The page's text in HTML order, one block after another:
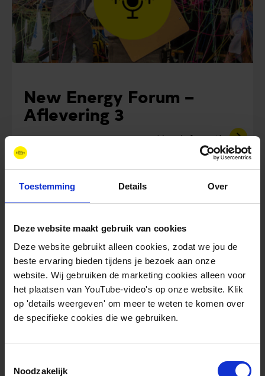
Toestemming Details Over
Deze website maakt gebruik van cookies
Deze website gebruikt alleen cookies, zodat we jou de
beste ervaring bieden tijdens je bezoek aan onze
website. Wij gebruiken de marketing cookies alleen voor
het plaatsen van YouTube-video's op onze website. Klik
op 'details weergeven' om meer te weten te komen over
de specifieke cookies die we gebruiken.
Noodzakelijk
New Energy Forum –
Aflevering 3
Meer informatie
Podcast
New Energy Forum –
Aflevering 2
Meer informatie